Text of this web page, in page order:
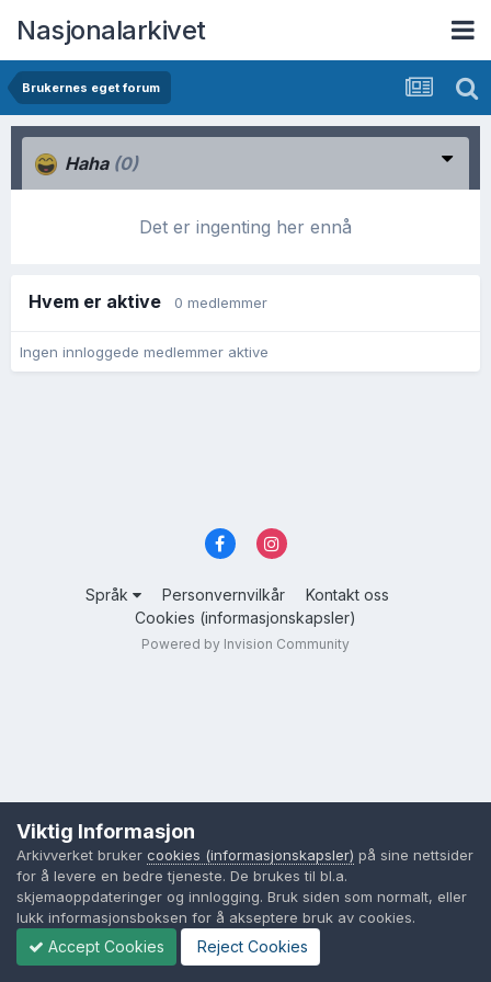
Nasjonalarkivet
Brukernes eget forum
Haha (0)
Det er ingenting her ennå
Hvem er aktive 0 medlemmer
Ingen innloggede medlemmer aktive
Språk Personvernvilkår
Kontakt oss
Cookies (informasjonskapsler)
Powered by Invision Community
Viktig Informasjon
Arkivverket bruker cookies (informasjonskapsler) på sine nettsider
for å levere en bedre tjeneste. De brukes til bl.a.
skjemaoppdateringer og innlogging. Bruk siden som normalt, eller
lukk informasjonsboksen for å akseptere bruk av cookies.
Accept Cookies Reject Cookies